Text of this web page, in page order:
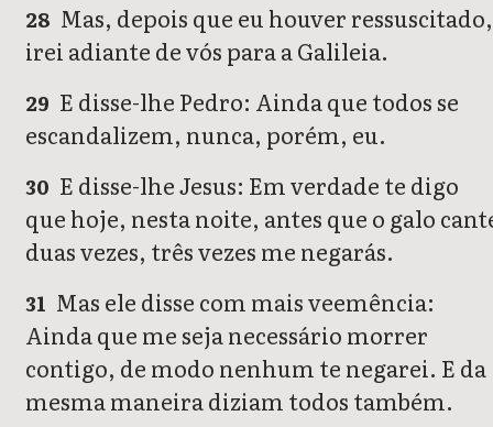
28 Mas, depois que eu houver ressuscitado,
irei adiante de vós para a Galileia.
29 E disse-lhe Pedro: Ainda que todos se
escandalizem, nunca, porém, eu.
30 E disse-lhe Jesus: Em verdade te digo
que hoje, nesta noite, antes que o galo
duas vezes, três vezes me negarás.
31 Mas ele disse com mais veemência:
Ainda que me seja necessário morrer
contigo, de modo nenhum te negarei. E da
mesma maneira diziam todos também.